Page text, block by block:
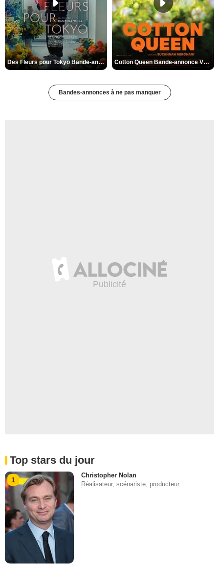
Des Fleurs pour Tokyo Bande-annonce VO STFR Cotton Queen Bande-annonce VO STFR
Bandes-annonces à ne pas manquer
Top stars du jour
1
Christopher Nolan
Réalisateur, scénariste, producteur